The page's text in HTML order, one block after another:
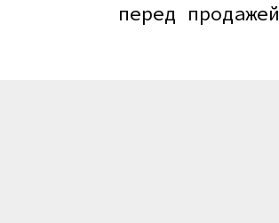
перед продажей